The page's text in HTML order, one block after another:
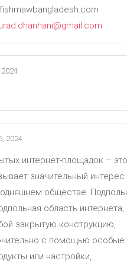
2024
2024
интернет-площадок – это
значительный интерес
обществе.
область интернета,
закрытую конструкцию,
с помощью особые
или настройки,